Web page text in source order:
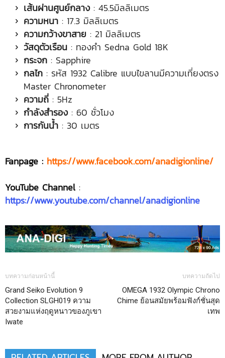
เส้นผ่านศูนย์กลาง: 45.5มิลลิเมตร
ความหนา : 17.3 มิลลิเมตร
ความกว้างขาสาย : 21 มิลลิเมตร
วัสดุตัวเรือน : ทองคำ Sedna Gold 18K
กระจก : Sapphire
กลไก : รหัส 1932 Calibre แบบไขลานมีความเที่ยงตรง
Master Chronometer
ความถี่ : 5Hz
กำลังสำรอง: 60 ชั่วโมง
การกันน้ำ : 30 เมตร
Fanpage : https://www.facebook.com/anadigionline/
YouTube Channel :
https://www.youtube.com/channel/anadigionline
บทความก่อนหน้านี้
Grand Seiko Evolution 9
Collection SLGH019 ความ
สวยงามแห่งฤดูหนาวของภูเขา
Iwate
บทความถัดไป
OMEGA 1932 Olympic Chrono
Chime ย้อนสมัยพร้อมฟังก์ชั่นสุด
เทพ